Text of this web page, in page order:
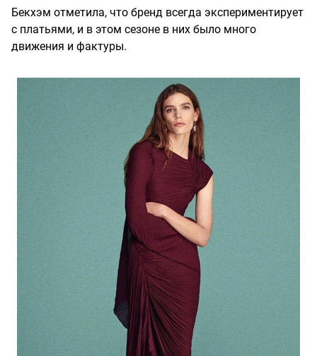
Бекхэм отметила, что бренд всегда экспериментирует
с платьями, и в этом сезоне в них было много
движения и фактуры.